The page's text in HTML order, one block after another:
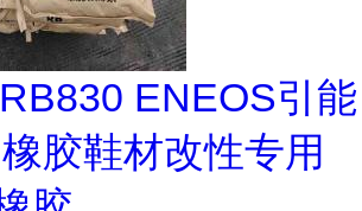
ENEOS引能
胶鞋材改性专用